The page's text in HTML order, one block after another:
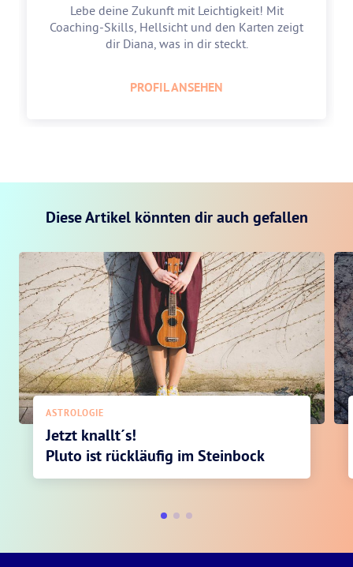
Lebe deine Zukunft mit Leichtigkeit! Mit
Coaching-Skills, Hellsicht und den Karten zeigt
dir Diana, was in dir steckt.
PROFIL ANSEHEN
Diese Artikel könnten dir auch gefallen
ASTROLOGIE
Jetzt knallt´s!
Pluto ist rückläufig im Steinbock